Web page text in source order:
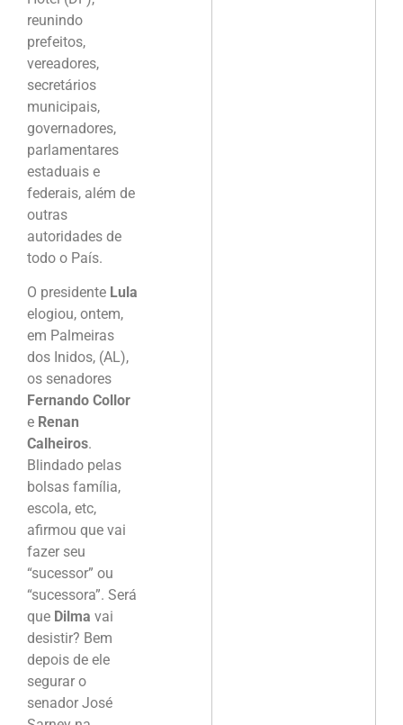
reunindo
prefeitos,
vereadores,
secretários
municipais,
governadores,
parlamentares
estaduais e
federais, além de
outras
autoridades de
todo o País.
O presidente Lula
elogiou, ontem,
em Palmeiras
dos Inidos, (AL),
os senadores
Fernando Collor
e Renan
Calheiros.
Blindado pelas
bolsas família,
escola, etc,
afirmou que vai
fazer seu
“sucessor” ou
“sucessora”. Será
que Dilma vai
desistir? Bem
depois de ele
segurar o
senador José